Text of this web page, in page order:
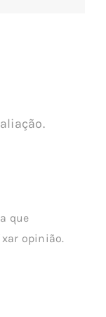
que
opinião.